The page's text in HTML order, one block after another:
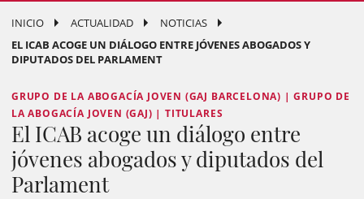
INICIO ACTUALIDAD
NOTICIAS
EL ICAB ACOGE UN DIÁLOGO ENTRE JÓVENES ABOGADOS Y
DIPUTADOS DEL PARLAMENT
GRUPO DE LA ABOGACÍA JOVEN (GAJ BARCELONA) | GRUPO DE
LA ABOGACÍA JOVEN (GAJ) | TITULARES
El ICAB acoge un diálogo entre
jóvenes abogados y diputados del
Parlament